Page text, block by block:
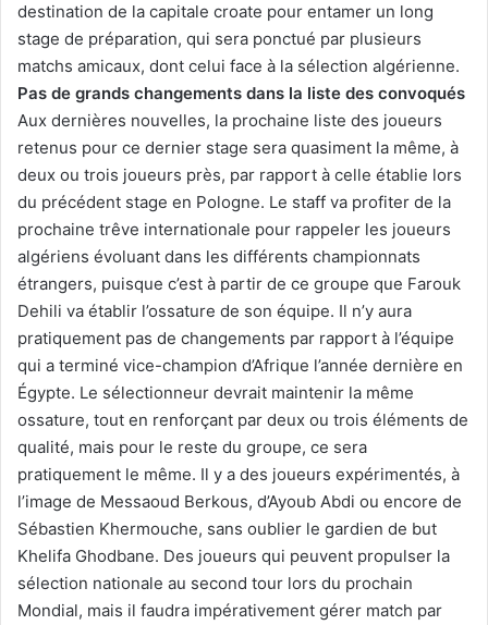
destination de la capitale croate pour entamer un long
stage de préparation, qui sera ponctué par plusieurs
matchs amicaux, dont celui face à la sélection algérienne.
Pas de grands changements dans la liste des convoqués
Aux dernières nouvelles, la prochaine liste des joueurs
retenus pour ce dernier stage sera quasiment la même, à
deux ou trois joueurs près, par rapport à celle établie lors
du précédent stage en Pologne. Le staff va profiter de la
prochaine trêve internationale pour rappeler les joueurs
algériens évoluant dans les différents championnats
étrangers, puisque c’est à partir de ce groupe que Farouk
Dehili va établir l’ossature de son équipe. Il n’y aura
pratiquement pas de changements par rapport à l’équipe
qui a terminé vice-champion d’Afrique l’année dernière en
Égypte. Le sélectionneur devrait maintenir la même
ossature, tout en renforçant par deux ou trois éléments de
qualité, mais pour le reste du groupe, ce sera
pratiquement le même. Il y a des joueurs expérimentés, à
l’image de Messaoud Berkous, d’Ayoub Abdi ou encore de
Sébastien Khermouche, sans oublier le gardien de but
Khelifa Ghodbane. Des joueurs qui peuvent propulser la
sélection nationale au second tour lors du prochain
Mondial, mais il faudra impérativement gérer match par